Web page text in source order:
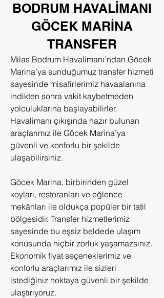
BODRUM HAVALİMANI
GÖCEK MARİNA
TRANSFER
Milas Bodrum Havalimanı’ndan Göcek
Marina’ya sunduğumuz transfer hizmeti
sayesinde misafirlerimiz havaalanına
indikten sonra vakit kaybetmeden
yolculuklarına başlayabilirler.
Havalimanı çıkışında hazır bulunan
araçlarımız ile Göcek Marina’ya
güvenli ve konforlu bir şekilde
ulaşabilirsiniz.
Göcek Marina, birbirinden güzel
koyları, restoranları ve eğlence
mekânları ile oldukça popüler bir tatil
bölgesidir. Transfer hizmetlerimiz
sayesinde bu eşsiz beldede ulaşım
konusunda hiçbir zorluk yaşamazsınız.
Ekonomik fiyat seçeneklerimiz ve
konforlu araçlarımız ile sizleri
istediğiniz noktaya güvenli bir şekilde
ulaştırıyoruz.